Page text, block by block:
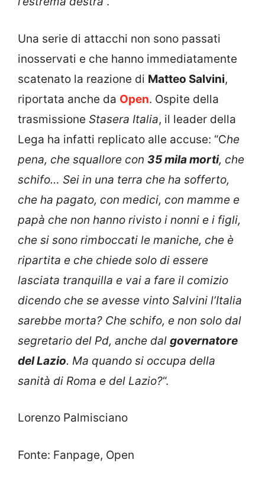
Una serie di attacchi non sono passati
inosservati e che hanno immediatamente
scatenato la reazione di Matteo Salvini,
riportata anche da Open. Ospite della
trasmissione Stasera Italia, il leader della
Lega ha infatti replicato alle accuse: “Che
pena, che squallore con 35 mila morti, che
schifo… Sei in una terra che ha sofferto,
che ha pagato, con medici, con mamme e
papà che non hanno rivisto i nonni e i figli,
che si sono rimboccati le maniche, che è
ripartita e che chiede solo di essere
lasciata tranquilla e vai a fare il comizio
dicendo che se avesse vinto Salvini l’Italia
sarebbe morta? Che schifo, e non solo dal
segretario del Pd, anche dal governatore
del Lazio. Ma quando si occupa della
sanità di Roma e del Lazio?“.
Lorenzo Palmisciano
Fonte: Fanpage, Open